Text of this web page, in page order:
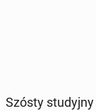
Szósty